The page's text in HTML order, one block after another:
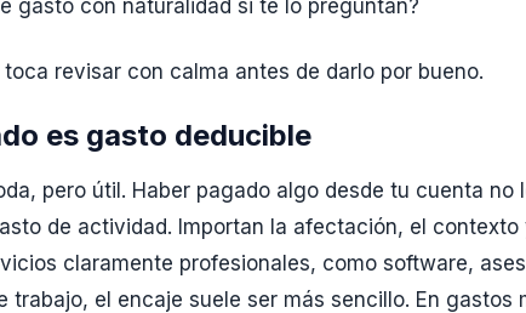
gasto con naturalidad si te lo preguntan?
revisar con calma antes de darlo por bueno.
es gasto deducible
pero útil. Haber pagado algo desde tu cuenta no
de actividad. Importan la afectación, el contexto
claramente profesionales, como software,
trabajo, el encaje suele ser más sencillo. En gastos